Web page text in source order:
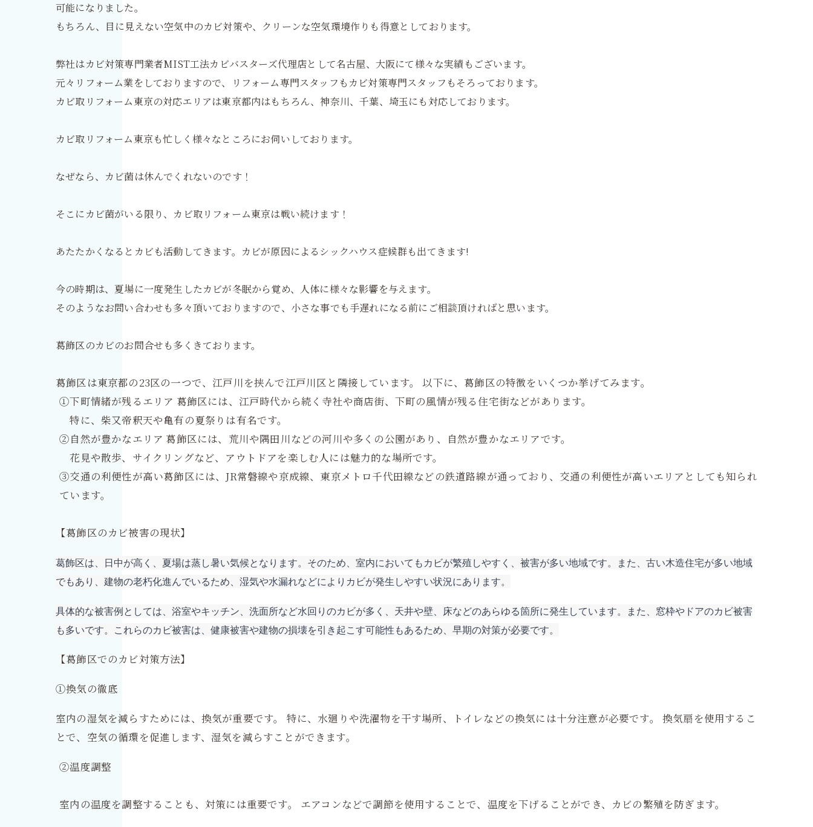
可能になりました。
もちろん、目に見えない空気中のカビ対策や、クリーンな空気環境作りも得意としております。
弊社はカビ対策専門業者MIST工法カビバスターズ代理店として名古屋、大阪にて様々な実績もございます。
元々リフォーム業をしておりますので、リフォーム専門スタッフもカビ対策専門スタッフもそろっております。
カビ取リフォーム東京の対応エリアは東京都内はもちろん、神奈川、千葉、埼玉にも対応しております。
カビ取リフォーム東京も忙しく様々なところにお伺いしております。
なぜなら、カビ菌は休んでくれないのです！
そこにカビ菌がいる限り、カビ取リフォーム東京は戦い続けます！
あたたかくなるとカビも活動してきます。カビが原因によるシックハウス症候群も出てきます!
今の時期は、夏場に一度発生したカビが冬眠から覚め、人体に様々な影響を与えます。
そのようなお問い合わせも多々頂いておりますので、小さな事でも手遅れになる前にご相談頂ければと思います。
葛飾区のカビのお問合せも多くきております。
葛飾区は東京都の23区の一つで、江戸川を挟んで江戸川区と隣接しています。 以下に、葛飾区の特徴をいくつか挙げてみます。
①下町情緒が残るエリア 葛飾区には、江戸時代から続く寺社や商店街、下町の風情が残る住宅街などがあります。
特に、柴又帝釈天や亀有の夏祭りは有名です。
②自然が豊かなエリア 葛飾区には、荒川や隅田川などの河川や多くの公園があり、自然が豊かなエリアです。
花見や散歩、サイクリングなど、アウトドアを楽しむ人には魅力的な場所です。
③交通の利便性が高い葛飾区には、JR常磐線や京成線、東京メトロ千代田線などの鉄道路線が通っており、交通の利便性が高いエリアとしても知られ
ています。
【葛飾区のカビ被害の現状】
葛飾区は、日中が高く、夏場は蒸し暑い気候となります。そのため、室内においてもカビが繁殖しやすく、被害が多い地域です。また、古い木造住宅が多い地域
でもあり、建物の老朽化進んでいるため、湿気や水漏れなどによりカビが発生しやすい状況にあります。
具体的な被害例としては、浴室やキッチン、洗面所など水回りのカビが多く、天井や壁、床などのあらゆる箇所に発生しています。また、窓枠やドアのカビ被害
も多いです。これらのカビ被害は、健康被害や建物の損壊を引き起こす可能性もあるため、早期の対策が必要です。
【葛飾区でのカビ対策方法】
①換気の徹底
室内の湿気を減らすためには、換気が重要です。 特に、水廻りや洗濯物を干す場所、トイレなどの換気には十分注意が必要です。 換気扇を使用するこ
とで、空気の循環を促進します、湿気を減らすことができます。
②温度調整
室内の温度を調整することも、対策には重要です。 エアコンなどで調節を使用することで、温度を下げることができ、カビの繁殖を防ぎます。